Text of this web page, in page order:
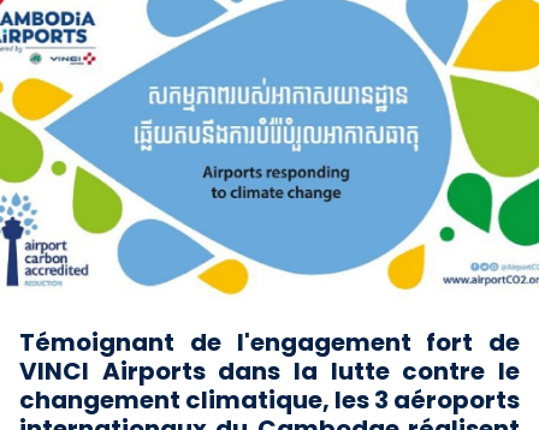
Témoignant de l'engagement fort de
VINCI Airports dans la lutte contre le
changement climatique, les 3 aéroports